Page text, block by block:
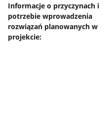
Informacje o przyczynach i
potrzebie wprowadzenia
rozwiązań planowanych w
projekcie: